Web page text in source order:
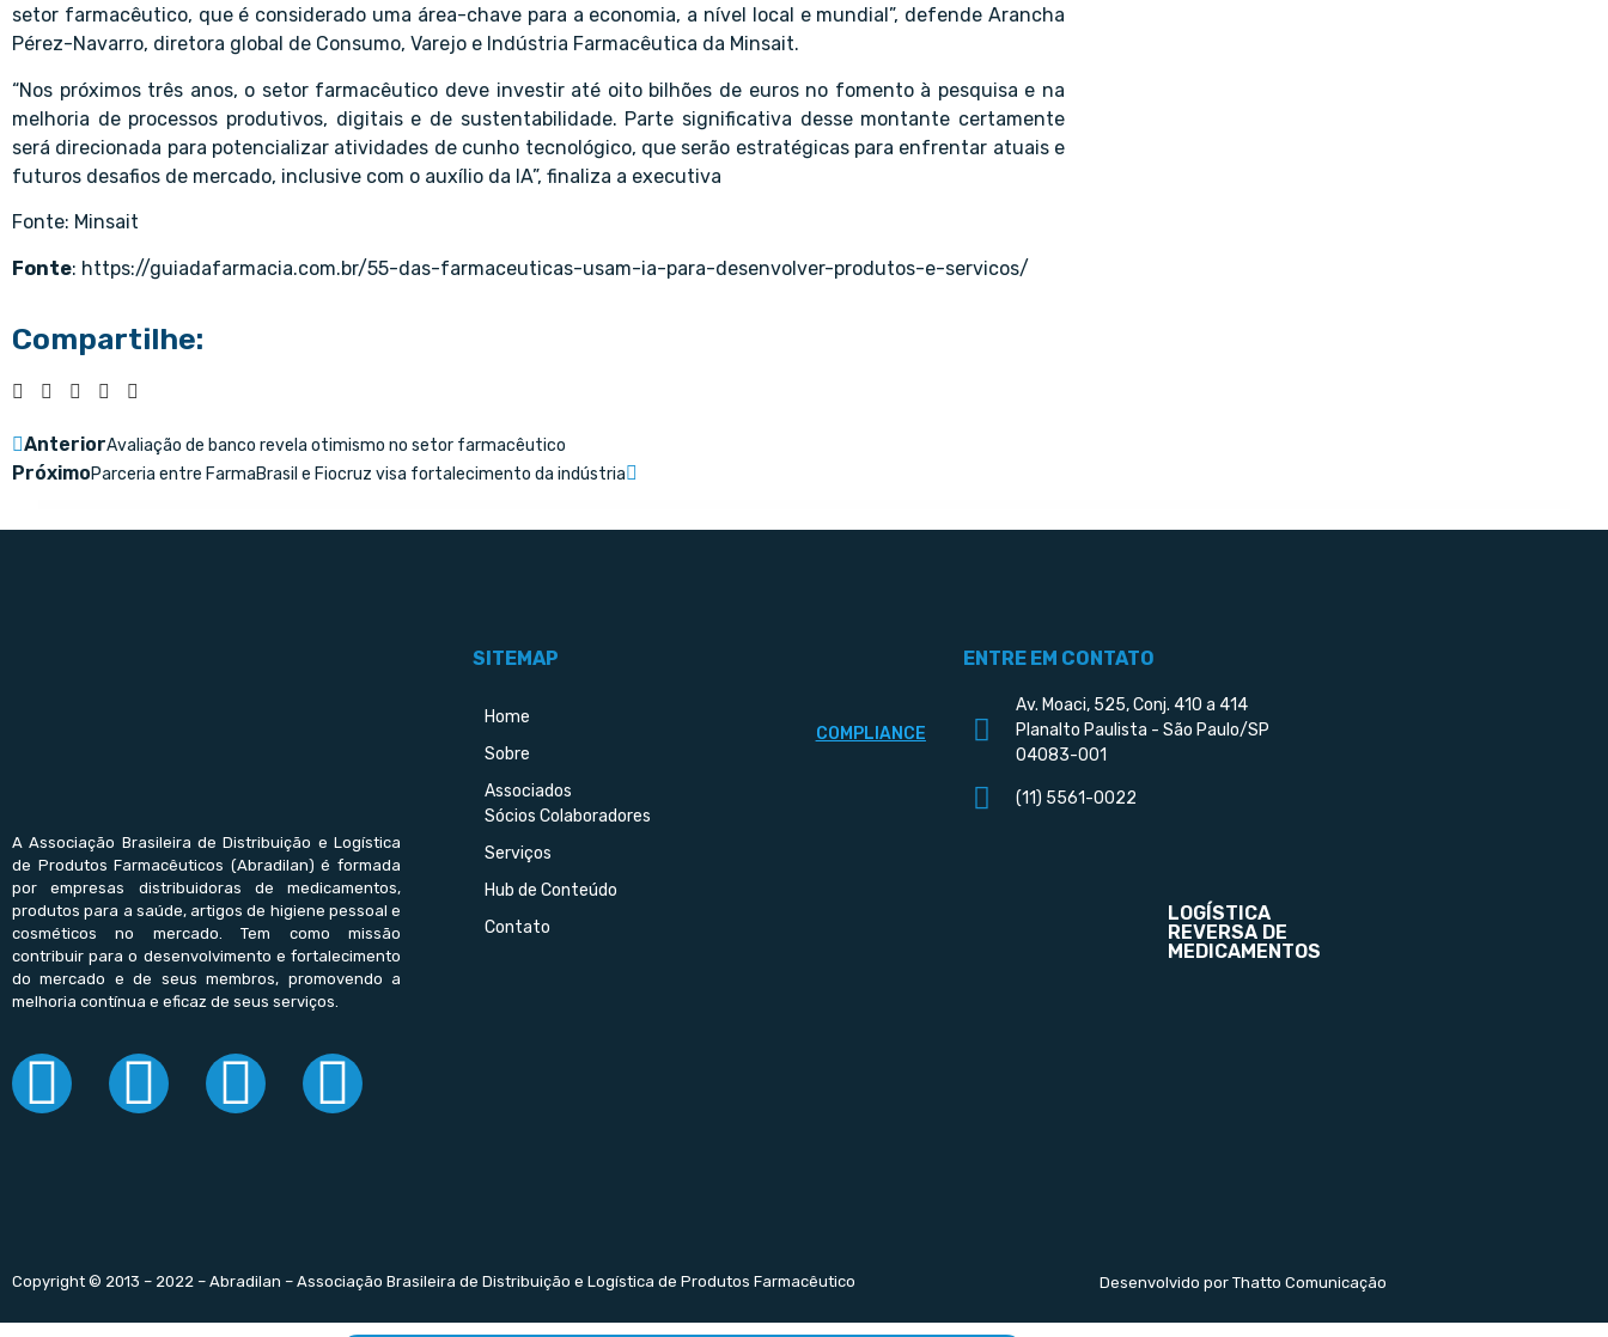
setor farmacêutico, que é considerado uma área-chave para a economia, a nível local e mundial”, defende Arancha
Pérez-Navarro, diretora global de Consumo, Varejo e Indústria Farmacêutica da Minsait.
“Nos próximos três anos, o setor farmacêutico deve investir até oito bilhões de euros no fomento à pesquisa e na
melhoria de processos produtivos, digitais e de sustentabilidade. Parte significativa desse montante certamente
será direcionada para potencializar atividades de cunho tecnológico, que serão estratégicas para enfrentar atuais e
futuros desafios de mercado, inclusive com o auxílio da IA”, finaliza a executiva
Fonte: Minsait
Fonte: https://guiadafarmacia.com.br/55-das-farmaceuticas-usam-ia-para-desenvolver-produtos-e-servicos/
Compartilhe:
AnteriorAvaliação de banco revela otimismo no setor farmacêutico
PróximoParceria entre FarmaBrasil e Fiocruz visa fortalecimento da indústria
A Associação Brasileira de Distribuição e Logística
de Produtos Farmacêuticos (Abradilan) é formada
por empresas distribuidoras de medicamentos,
produtos para a saúde, artigos de higiene pessoal e
cosméticos no mercado. Tem como missão
contribuir para o desenvolvimento e fortalecimento
do mercado e de seus membros, promovendo a
melhoria contínua e eficaz de seus serviços.
SITEMAP
Home
Sobre
Associados
Sócios Colaboradores
Serviços
Hub de Conteúdo
Contato
COMPLIANCE
ENTRE EM CONTATO
Av. Moaci, 525, Conj. 410 a 414
Planalto Paulista - São Paulo/SP
04083-001
(11) 5561-0022
LOGÍSTICA
REVERSA DE
MEDICAMENTOS
Copyright © 2013 – 2022 – Abradilan – Associação Brasileira de Distribuição e Logística de Produtos Farmacêutico Desenvolvido por Thatto Comunicação